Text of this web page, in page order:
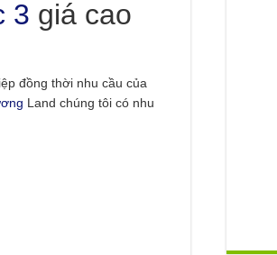
3 giá cao
đồng thời nhu cầu của
Land chúng tôi có nhu